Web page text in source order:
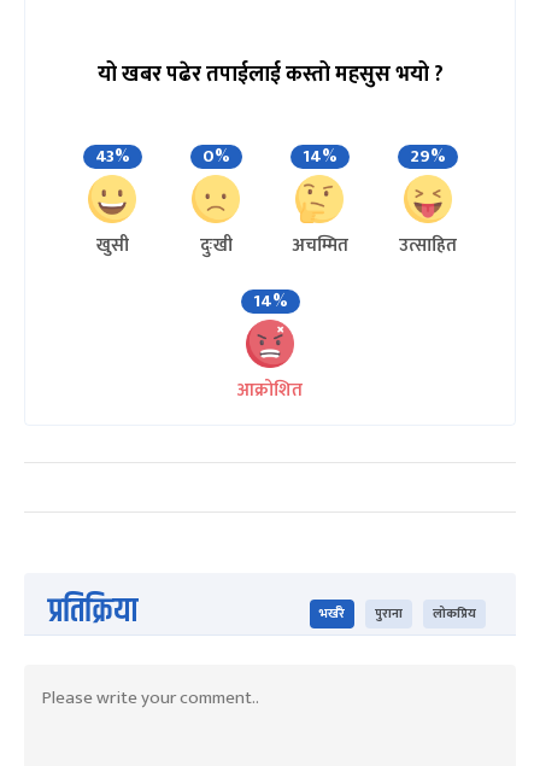
यो खबर पढेर तपाईलाई कस्तो महसुस भयो ?
43%
खुसी
0%
दुःखी
14%
अचम्मित
29%
उत्साहित
14%
आक्रोशित
प्रतिक्रिया भर्खरै पुराना लोकप्रिय